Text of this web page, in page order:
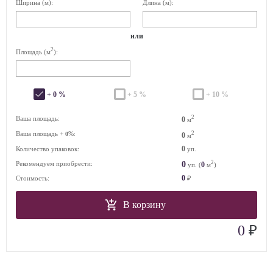
Ширина (м): Длина (м):
или
Площадь (м2):
+ 0 % + 5 % + 10 %
Ваша площадь: 0 м2
Ваша площадь + 0%: 0 м2
Количество упаковок: 0 уп.
Рекомендуем приобрести:
0 уп. (0 м2)
Стоимость:
0 ₽
В корзину
0 ₽